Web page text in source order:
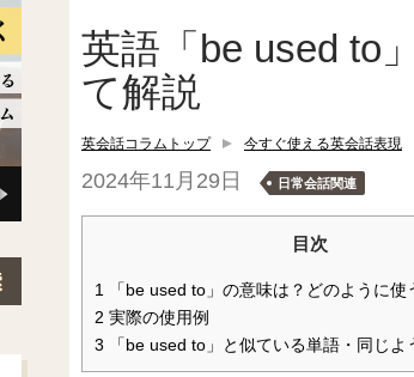
英語「be used to
て解説
英会話コラムトップ 今すぐ使える英会話表現
2024年11月29日 日常会話関連
目次
1 「be used to」の意味は？どのように使
2 実際の使用例
3 「be used to」と似ている単語・同じよ